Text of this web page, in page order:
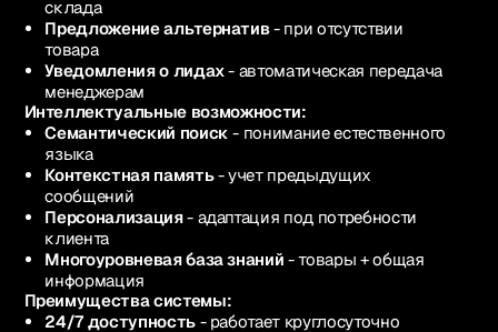
склада
Предложение альтернатив- при отсутствии
товара
Уведомления о лидах- автоматическая передача
менеджерам
Интеллектуальные возможности:
Семантический поиск - понимание естественного
языка
Контекстная память- учет предыдущих
сообщений
Персонализация- адаптация под потребности
клиента
Многоуровневая база знаний - товары + общая
информация
Преимущества системы:
24/7 доступность- работает круглосуточно